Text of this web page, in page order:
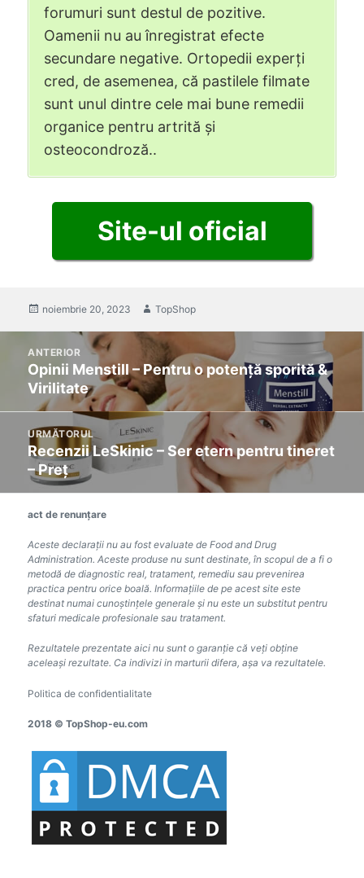
forumuri sunt destul de pozitive.
Oamenii nu au înregistrat efecte
secundare negative. Ortopedii experți
cred, de asemenea, că pastilele filmate
sunt unul dintre cele mai bune remedii
organice pentru artrită și
osteocondroză..
Site-ul oficial
postat
noiembrie 20, 2023 Autor
TopShop
navigare
ANTERIOR
Previous
post:
Opinii Menstill – Pentru o potență sporită &
Virilitate
URMĂTORUL
Următoarea
postare:
Recenzii LeSkinic – Ser etern pentru tineret
– Preț
act de renunțare
Aceste declarații nu au fost evaluate de Food and Drug
Administration. Aceste produse nu sunt destinate, în scopul de a fi o
metodă de diagnostic real, tratament, remediu sau prevenirea
practica pentru orice boală. Informațiile de pe acest site este
destinat numai cunoștințele generale și nu este un substitut pentru
sfaturi medicale profesionale sau tratament.
Rezultatele prezentate aici nu sunt o garanție că veți obține
aceleași rezultate. Ca indivizi in marturii difera, așa va rezultatele.
Politica de confidentialitate
2018 © TopShop-eu.com